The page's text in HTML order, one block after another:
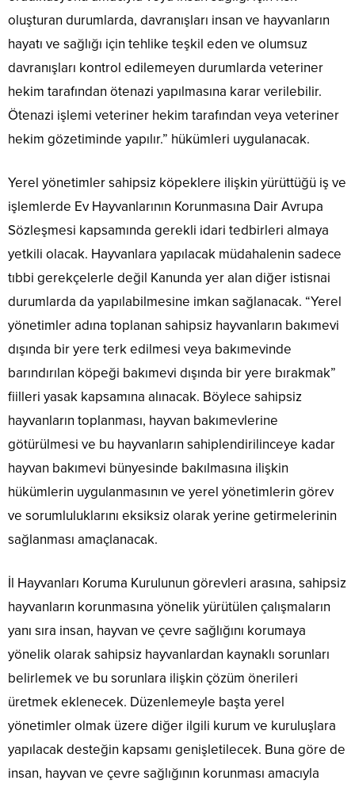
oluşturan durumlarda, davranışları insan ve hayvanların
hayatı ve sağlığı için tehlike teşkil eden ve olumsuz
davranışları kontrol edilemeyen durumlarda veteriner
hekim tarafından ötenazi yapılmasına karar verilebilir.
Ötenazi işlemi veteriner hekim tarafından veya veteriner
hekim gözetiminde yapılır.” hükümleri uygulanacak.
Yerel yönetimler sahipsiz köpeklere ilişkin yürüttüğü iş ve
işlemlerde Ev Hayvanlarının Korunmasına Dair Avrupa
Sözleşmesi kapsamında gerekli idari tedbirleri almaya
yetkili olacak. Hayvanlara yapılacak müdahalenin sadece
tıbbi gerekçelerle değil Kanunda yer alan diğer istisnai
durumlarda da yapılabilmesine imkan sağlanacak. “Yerel
yönetimler adına toplanan sahipsiz hayvanların bakımevi
dışında bir yere terk edilmesi veya bakımevinde
barındırılan köpeği bakımevi dışında bir yere bırakmak”
fiilleri yasak kapsamına alınacak. Böylece sahipsiz
hayvanların toplanması, hayvan bakımevlerine
götürülmesi ve bu hayvanların sahiplendirilinceye kadar
hayvan bakımevi bünyesinde bakılmasına ilişkin
hükümlerin uygulanmasının ve yerel yönetimlerin görev
ve sorumluluklarını eksiksiz olarak yerine getirmelerinin
sağlanması amaçlanacak.
İl Hayvanları Koruma Kurulunun görevleri arasına, sahipsiz
hayvanların korunmasına yönelik yürütülen çalışmaların
yanı sıra insan, hayvan ve çevre sağlığını korumaya
yönelik olarak sahipsiz hayvanlardan kaynaklı sorunları
belirlemek ve bu sorunlara ilişkin çözüm önerileri
üretmek eklenecek. Düzenlemeyle başta yerel
yönetimler olmak üzere diğer ilgili kurum ve kuruluşlara
yapılacak desteğin kapsamı genişletilecek. Buna göre de
insan, hayvan ve çevre sağlığının korunması amacıyla